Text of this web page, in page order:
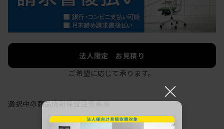
法人限定 お見積り
ご希望に応じて承ります。
選択中の商品情報保証注意事項
×